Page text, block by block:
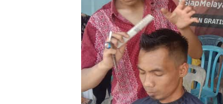
Cek Fakta
Cek Fakta:
Mengungkap Fakta di
Balik Produksi Mewah:
Benarkah Barang Brand
Ternama Dibuat di
China?
Cek Fakta
Cek Fakta:
Mengungkap
Balik Produksi
Benarkah
Ternama Dibuat
China?